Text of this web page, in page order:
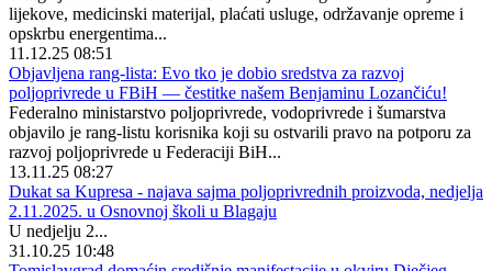
lijekove, medicinski materijal, plaćati usluge, održavanje opreme i
opskrbu energentima...
11.12.25 08:51
Objavljena rang-lista: Evo tko je dobio sredstva za razvoj
poljoprivrede u FBiH — čestitke našem Benjaminu Lozančiću!
Federalno ministarstvo poljoprivrede, vodoprivrede i šumarstva
objavilo je rang-listu korisnika koji su ostvarili pravo na potporu za
razvoj poljoprivrede u Federaciji BiH...
13.11.25 08:27
Dukat sa Kupresa - najava sajma poljoprivrednih proizvoda, nedjelja
2.11.2025. u Osnovnoj školi u Blagaju
U nedjelju 2...
31.10.25 10:48